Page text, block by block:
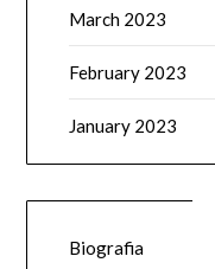
March 2023
February 2023
January 2023
Biografia